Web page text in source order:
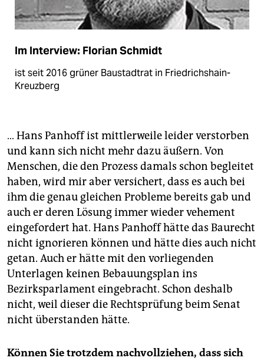
Im Interview: Florian Schmidt
ist seit 2016 grüner Baustadtrat in Friedrichshain-
Kreuzberg
… Hans Panhoff ist mittlerweile leider verstorben
und kann sich nicht mehr dazu äußern. Von
Menschen, die den Prozess damals schon begleitet
haben, wird mir aber versichert, dass es auch bei
ihm die genau gleichen Probleme bereits gab und
auch er deren Lösung immer wieder vehement
eingefordert hat. Hans Panhoff hätte das Baurecht
nicht ignorieren können und hätte dies auch nicht
getan. Auch er hätte mit den vorliegenden
Unterlagen keinen Bebauungsplan ins
Bezirksparlament eingebracht. Schon deshalb
nicht, weil dieser die Rechtsprüfung beim Senat
nicht überstanden hätte.
Können Sie trotzdem nachvollziehen, dass sich